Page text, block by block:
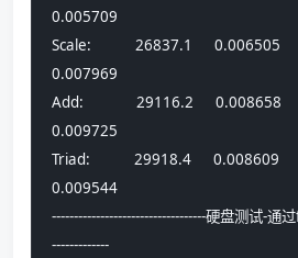
0.005709
Scale:          26837.1     0.006505
0.007969
Add:            29116.2     0.008658
0.009725
Triad:          29918.4     0.008609
0.009544
-----------------------------------硬盘测试-通
-------------